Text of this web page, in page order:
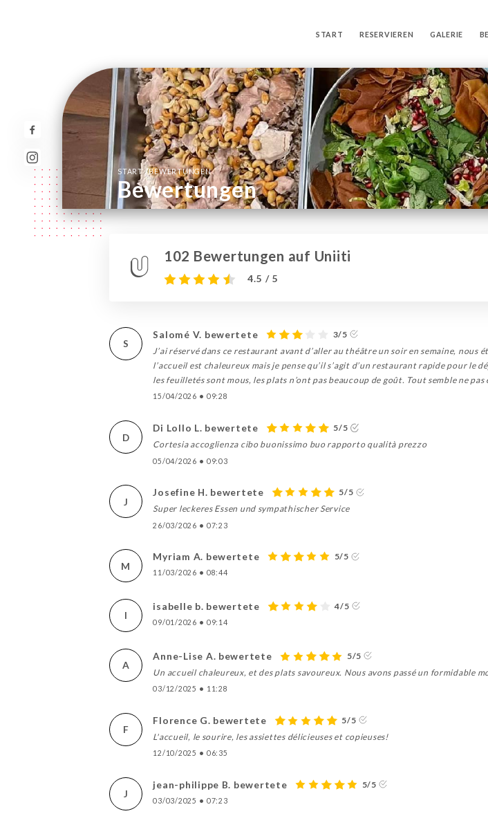
START RESERVIEREN GALERIE
START/BEWERTUNGEN
Bewertungen
102 Bewertungen auf Uniiti
4.5 / 5
S
Salomé V. bewertete
3/5
J’ai réservé dans ce restaurant avant d’aller au théâtre un soir en semaine,
l’accueil est chaleureux mais je pense qu’il s’agit d’un restaurant rapide pour
les feuilletés sont mous, les plats n’ont pas beaucoup de goût. Tout semble ne pas
15/04/2026 • 09:28
D
Di Lollo L. bewertete
5/5
Cortesia accoglienza cibo buonissimo buo rapporto qualità prezzo
05/04/2026 • 09:03
J
Josefine H. bewertete
5/5
Super leckeres Essen und sympathischer Service
26/03/2026 • 07:23
M
Myriam A. bewertete 5/5
11/03/2026 • 08:44
I
isabelle b. bewertete 4/5
09/01/2026 • 09:14
A
Anne-Lise A. bewertete
5/5
Un accueil chaleureux, et des plats savoureux. Nous avons passé un formidable
03/12/2025 • 11:28
F
Florence G. bewertete
5/5
L'accueil, le sourire, les assiettes délicieuses et copieuses!
12/10/2025 • 06:35
J
jean-philippe B. bewertete 5/5
03/03/2025 • 07:23